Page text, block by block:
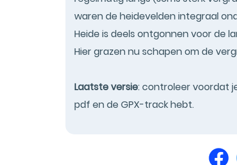
waren de heidevelden integraal
Heide is deels ontgonnen voor de
Hier grazen nu schapen om de
Laatste versie: controleer voordat
pdf en de GPX-track hebt.